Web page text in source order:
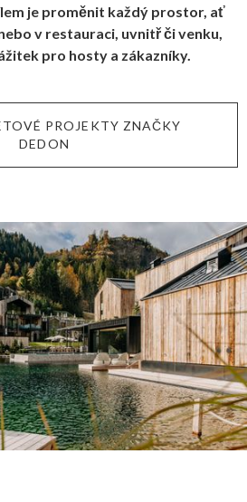
je proměnit každý prostor, ať
v restauraci, uvnitř či venku,
pro hosty a zákazníky.
PROJEKTY ZNAČKY
DEDON